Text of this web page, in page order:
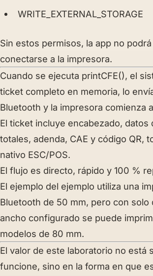
WRITE_EXTERNAL_STORAGE
Sin estos permisos, la app no
conectarse a la impresora.
Cuando se ejecuta printCFE(), el
ticket completo en memoria, lo
Bluetooth y la impresora comienza
El ticket incluye encabezado, datos
totales, adenda, CAE y código QR,
nativo ESC/POS.
El flujo es directo, rápido y 100 %
El ejemplo del ejemplo utiliza una
Bluetooth de 50 mm, pero con solo
ancho configurado se puede
modelos de 80 mm.
El valor de este laboratorio no está
funcione, sino en la forma en que